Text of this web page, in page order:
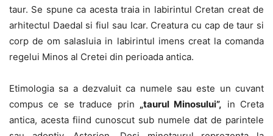
taur. Se spune ca acesta traia in labirintul Cretan creat de
arhitectul Daedal si fiul sau Icar. Creatura cu cap de taur si
corp de om salasluia in labirintul imens creat la comanda
regelui Minos al Cretei din perioada antica.
Etimologia sa a dezvaluit ca numele sau este un cuvant
compus ce se traduce prin „taurul Minosului”, in Creta
antica, acesta fiind cunoscut sub numele dat de parintele